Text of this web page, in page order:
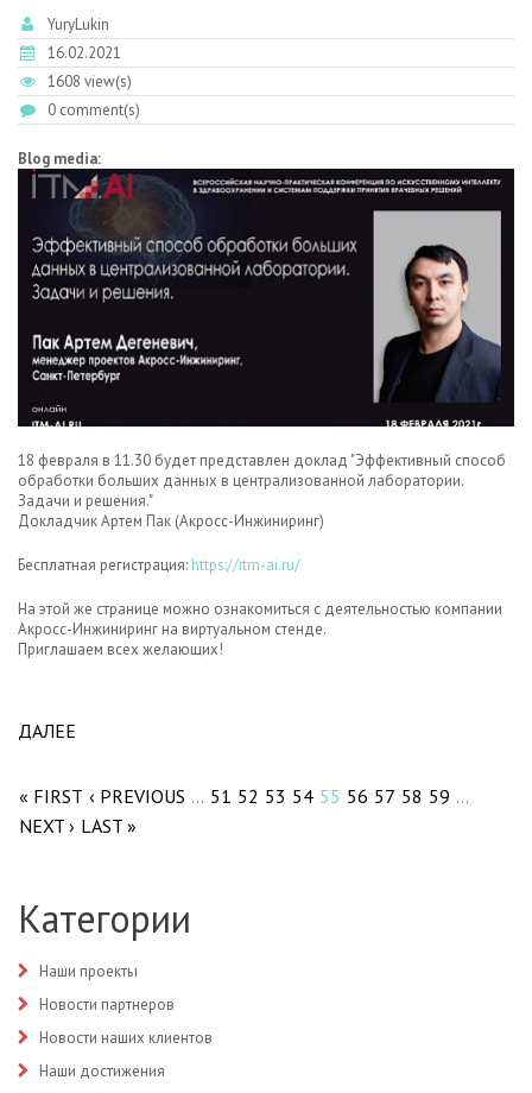
YuryLukin
16.02.2021
1608 view(s)
0 comment(s)
Blog media:
18 февраля в 11.30 будет представлен доклад "Эффективный способ
обработки больших данных в централизованной лаборатории.
Задачи и решения."
Докладчик Артем Пак (Акросс-Инжиниринг)
Бесплатная регистрация: https://itm-ai.ru/
На этой же странице можно ознакомиться с деятельностью компании
Акросс-Инжиниринг на виртуальном стенде.
Приглашаем всех желающих!
ДАЛЕЕ
« FIRST ‹ PREVIOUS … 51 52 53 54 55 56 57 58 59 …
NEXT › LAST »
Категории
Наши проекты
Новости партнеров
Новости наших клиентов
Наши достижения